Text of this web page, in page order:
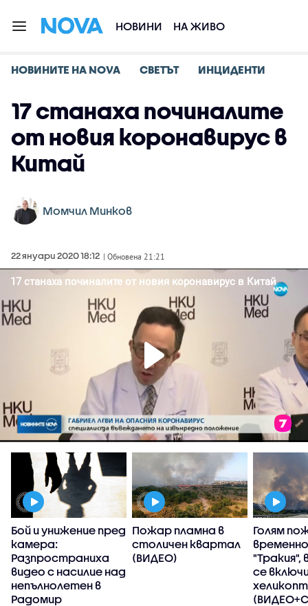
НОВИНИ НА ЖИВО
НОВИНИТЕ НА NOVA СВЕТЪТ ИНЦИДЕНТИ
17 станаха починалите
от новия коронавирус в
Китай
Момчил Минков
22 януари 2020 18:12 | Обновена 21:21
Бой и унижение пред
камера:
Разпространиха
видео с насилие над
непълнолетен в
Радомир
Пожар пламна в
столичен квартал
(ВИДЕО)
Голям
"Тракия",
се